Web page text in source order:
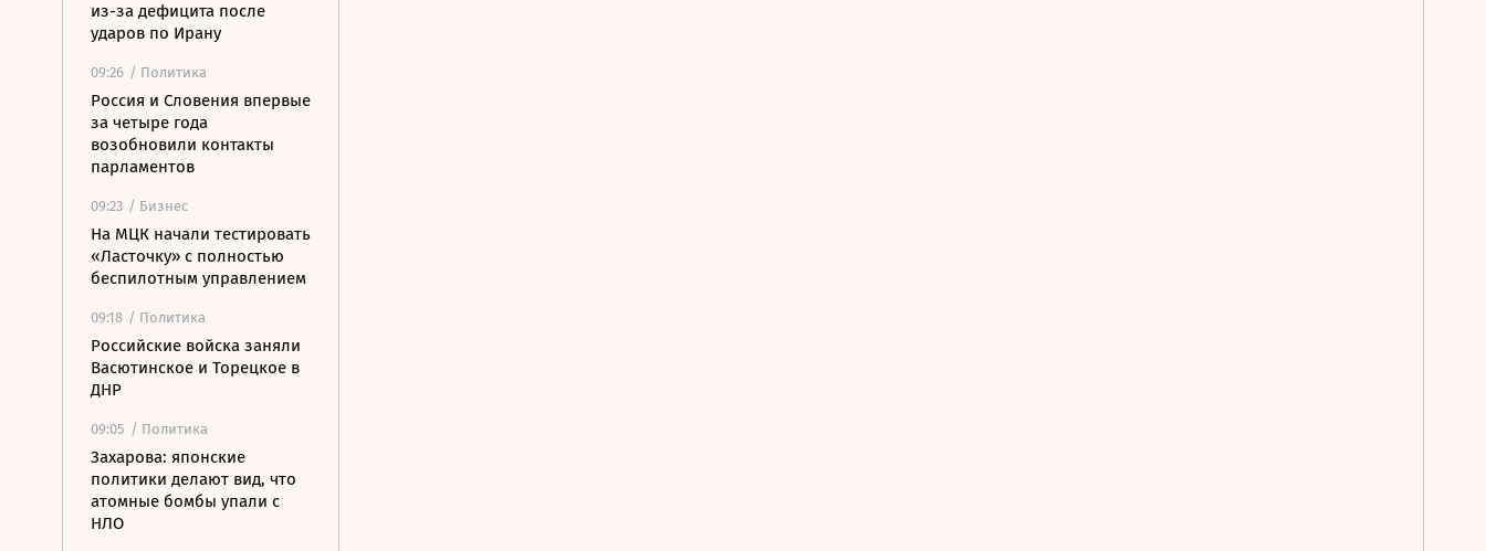
из-за дефицита после
ударов по Ирану
09:26 / Политика
Россия и Словения впервые
за четыре года
возобновили контакты
парламентов
09:23 / Бизнес
На МЦК начали тестировать
«Ласточку» с полностью
беспилотным управлением
09:18 / Политика
Российские войска заняли
Васютинское и Торецкое в
ДНР
09:05 / Политика
Захарова: японские
политики делают вид, что
атомные бомбы упали с
НЛО